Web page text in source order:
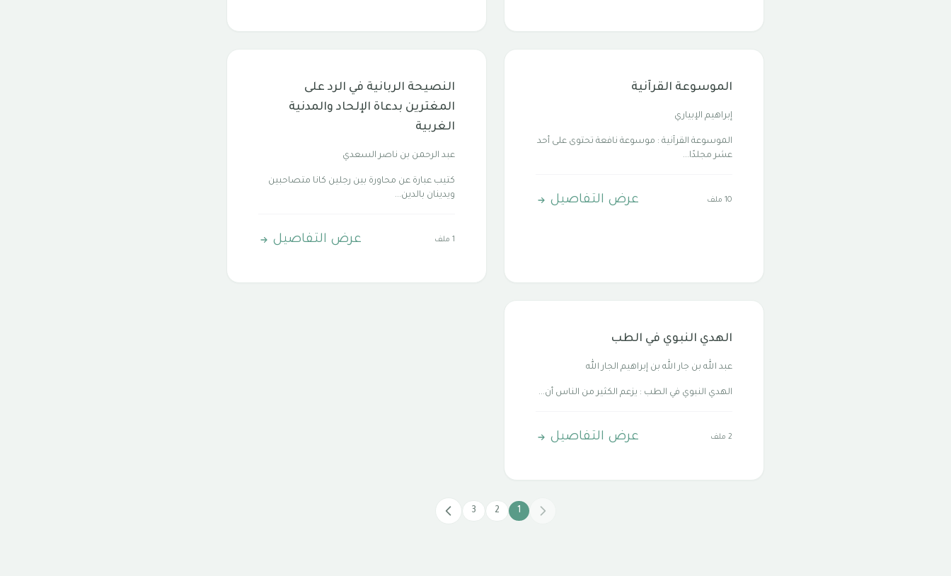
الموسوعة القرآنية
إبراهيم الإبياري
الموسوعة القرآنية : موسوعة نافعة تحتوى على أحد
عشر مجلدًا...
10 ملف عرض التفاصيل
النصيحة الربانية في الرد على
المغترين بدعاة الإلحاد والمدنية
الغربية
عبد الرحمن بن ناصر السعدي
كتيب عبارة عن محاورة بين رجلين كانا متصاحبين
ويدينان بالدين...
1 ملف عرض التفاصيل
الهدي النبوي في الطب
عبد الله بن جار الله بن إبراهيم الجار الله
الهدي النبوي في الطب : يزعم الكثير من الناس أن...
2 ملف عرض التفاصيل
1
2
3